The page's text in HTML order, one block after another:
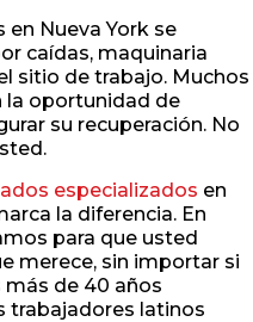
en Nueva York se
caídas, maquinaria
sitio de trabajo. Muchos
la oportunidad de
su recuperación. No
especializados en
la diferencia. En
para que usted
merece, sin importar si
de 40 años
trabajadores latinos